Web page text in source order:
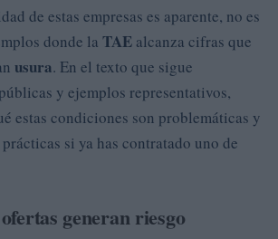
de estas empresas es aparente, no es
donde la TAE alcanza cifras que
usura. En el texto que sigue
y ejemplos representativos,
estas condiciones son problemáticas y
si ya has contratado uno de
generan riesgo